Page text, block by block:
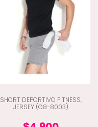
SHORT DEPORTIVO FITNESS,
JERSEY (G8-8003)